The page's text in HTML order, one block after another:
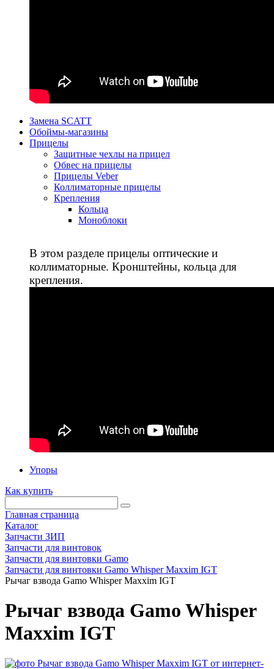
Замена SCATT
Обоймы-магазины
Прицелы
Защитные чехлы на прицел
Обвес на прицелы
Прицелы Veber
Коллиматорные прицелы
Крепления
Кольца
Моноблоки
В этом разделе прицелы оптические и
коллиматорные. Кронштейны, кольца для
крепления.
Упоры
Как купить
Главная страница
Каталог
Запчасти ЗИП
Запчасти для винтовок
Запчасти для винтовки Gamo
Запчасти для винтовки Gamo Whisper Maxxim IGT
Рычаг взвода Gamo Whisper Maxxim IGT
Рычаг взвода Gamo Whisper
Maxxim IGT